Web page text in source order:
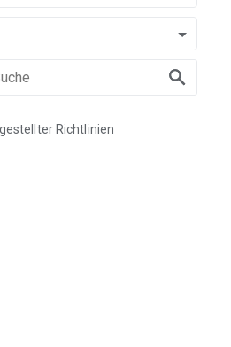
Richtlinien